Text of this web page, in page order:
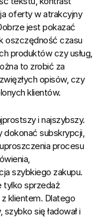
oferty w atrakcyjny
jest pokazać
oszczędność czasu
produktów czy usług,
to zrobić za
opisów, czy
klientów.
i najszybszy.
dokonać subskrypcji,
procesu
szybkiego zakupu.
tylko sprzedaż
klientem. Dlatego
się ładował i